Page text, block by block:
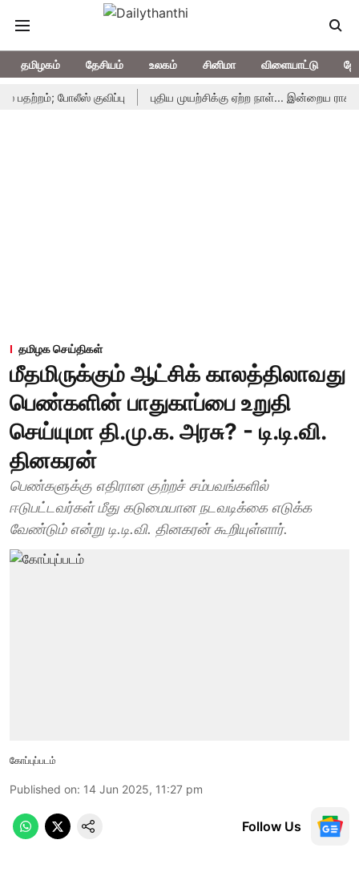
தமிழகம் தேசியம் உலகம் சினிமா விளையாட்டு
போலீஸ் குவிப்பு புதிய முயற்சிக்கு ஏற்ற நாள்... இன்றைய ராசிபலன்
தமிழக செய்திகள்
மீதமிருக்கும் ஆட்சிக் காலத்திலாவது
பெண்களின் பாதுகாப்பை உறுதி
செய்யுமா தி.மு.க. அரசு? - டி.டி.வி.
தினகரன்
பெண்களுக்கு எதிரான குற்றச் சம்பவங்களில்
ஈடுபட்டவர்கள் மீது கடுமையான நடவடிக்கை எடுக்க
வேண்டும் என்று டி.டி.வி. தினகரன் கூறியுள்ளார்.
கோப்புப்படம்
Published on: 14 Jun 2025, 11:27 pm
Follow Us